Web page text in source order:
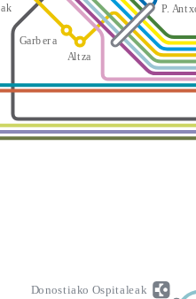
Altza
Garbera
P Antx
ak
Donostiako Ospitaleak